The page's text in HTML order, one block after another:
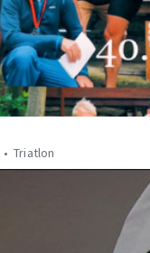
Triatlon